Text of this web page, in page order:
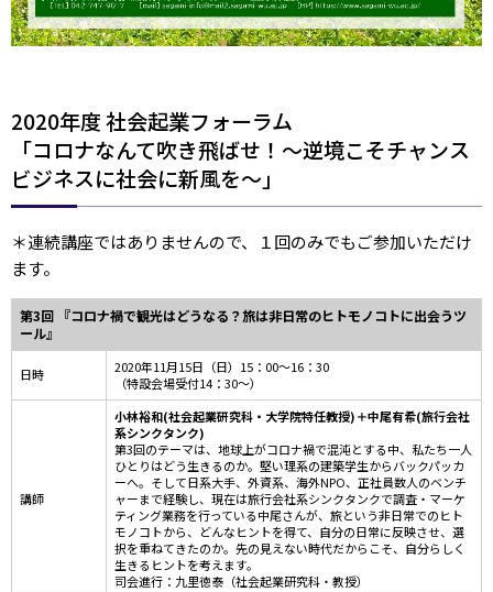
2020年度 社会起業フォーラム
「コロナなんて吹き飛ばせ！～逆境こそチャンス
ビジネスに社会に新風を～」
＊連続講座ではありませんので、１回のみでもご参加いただけ
ます。
第3回 『コロナ禍で観光はどうなる？旅は非日常のヒトモノコトに出会うツ
ール』
日時
2020年11月15日（日）15：00～16：30
（特設会場受付14：30～）
講師
小林裕和(社会起業研究科・大学院特任教授)＋中尾有希(旅行会社
系シンクタンク)
第3回のテーマは、地球上がコロナ禍で混沌とする中、私たち一人
ひとりはどう生きるのか。堅い理系の建築学生からバックパッカ
ーへ。そして日系大手、外資系、海外NPO、正社員数人のベンチ
ャーまで経験し、現在は旅行会社系シンクタンクで調査・マーケ
ティング業務を行っている中尾さんが、旅という非日常でのヒト
モノコトから、どんなヒントを得て、自分の日常に反映させ、選
択を重ねてきたのか。先の見えない時代だからこそ、自分らしく
生きるヒントを考えます。
司会進行：九里徳泰（社会起業研究科・教授）